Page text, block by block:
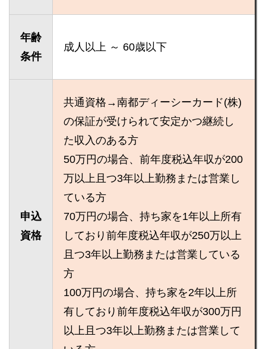
年齢
条件
成人以上 ～ 60歳以下
申込
資格
共通資格→南都ディーシーカード(株)
の保証が受けられて安定かつ継続し
た収入のある方
50万円の場合、前年度税込年収が200
万以上且つ3年以上勤務または営業し
ている方
70万円の場合、持ち家を1年以上所有
しており前年度税込年収が250万以上
且つ3年以上勤務または営業している
方
100万円の場合、持ち家を2年以上所
有しており前年度税込年収が300万円
以上且つ3年以上勤務または営業して